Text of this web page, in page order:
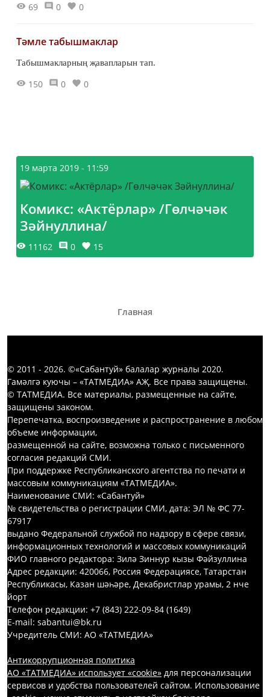
69 0 0
Тәмле табышмаклар
Табышмакларның җавапларын тап.
150 0 0
19 марта 2019 - 11:59
Комикс: «Актёрлар» /Гөлчәчәк
Зәйнуллина/
11162 0 15
Главная
© 2011 - 2026. ©«Сабантуй» балалар журналы 2020.
Гамәлгә куючы – «ТАТМЕДИА» АҖ. Все права защищены.
© ТАТМЕДИА. Все материалы, размещенные на сайте,
защищены законом.
Перепечатка, воспроизведение и распространение в любом
объеме информации,
размещенной на сайте, возможна только с письменного
согласия редакций СМИ.
При поддержке Республиканского агентства по печати и
массовым коммуникациям «ТАТМЕДИА».
Наименование СМИ: «Сабантуй»
№ свидетельства о регистрации СМИ, дата: ЭЛ № ФС 77-
67917
выдано Федеральной службой по надзору в сфере связи,
информационных технологий и массовых коммуникаций
ФИО главного редактора: Зилә Зиннур кызы Фәйзуллина
Адрес редакции: 420066, Россия Федерациясе, Татарстан
Республикасы, Казан шәһәре, Декабристлар урамы, 2 нче
йорт
Телефон редакции: +7 (843) 222-09-84 (1649)
E-mail: sabantui@bk.ru
Учредитель СМИ: АО «ТАТМЕДИА»
Антикоррупционная политика
АО «ТАТМЕДИА» использует «cookie» для персонализации
сервисов и удобства пользователей сайтом. Использование